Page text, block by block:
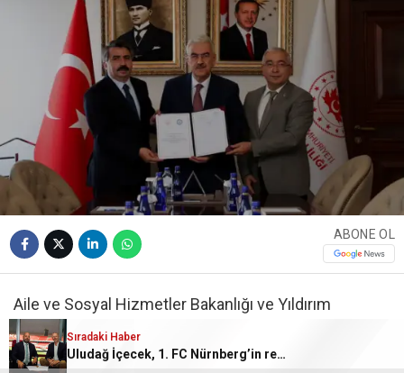
ABONE OL
Aile ve Sosyal Hizmetler Bakanlığı ve Yıldırım
Belediyesi, 7 Ağustos 2026
ile eğitim yatırımlarına yönelik iki ayrı iş birliği
Sıradaki Haber
Uludağ İçecek, 1. FC Nürnberg’in resmi sponsoru oldu